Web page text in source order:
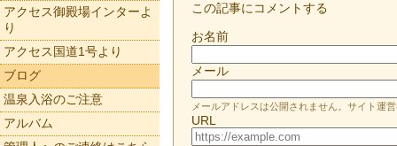
この記事にコメントする
お名前
メール
メールアドレスは公開されません。サイト運
URL
アクセス御殿場インターよ
り
アクセス国道1号より
ブログ
温泉入浴のご注意
アルバム